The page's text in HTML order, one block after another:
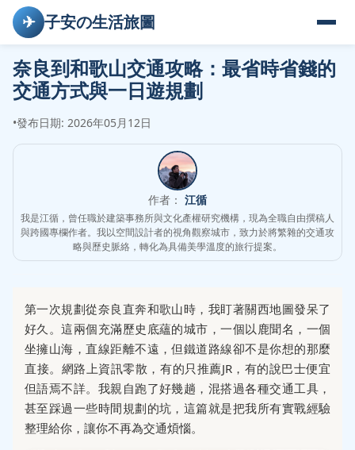
✈ 子安の生活旅圖
奈良到和歌山交通攻略：最省時省錢的
交通方式與一日遊規劃
•發布日期: 2026年05月12日
作者： 江循
我是江循，曾任職於建築事務所與文化產權研究機構，現為全職自由撰稿人
與跨國專欄作者。我以空間設計者的視角觀察城市，致力於將繁雜的交通攻
略與歷史脈絡，轉化為具備美學溫度的旅行提案。
第一次規劃從奈良直奔和歌山時，我盯著關西地圖發呆了
好久。這兩個充滿歷史底蘊的城市，一個以鹿聞名，一個
坐擁山海，直線距離不遠，但鐵道路線卻不是你想的那麼
直接。網路上資訊零散，有的只推薦JR，有的說巴士便宜
但語焉不詳。我親自跑了好幾趟，混搭過各種交通工具，
甚至踩過一些時間規劃的坑，這篇就是把我所有實戰經驗
整理給你，讓你不再為交通煩惱。